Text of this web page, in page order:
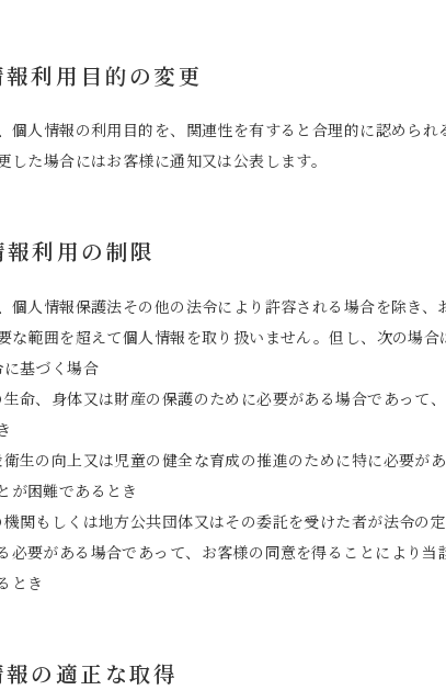
利用目的の変更
個人情報の利用目的を、関連性を有すると合理的に認められ
した場合にはお客様に通知又は公表します。
利用の制限
個人情報保護法その他の法令により許容される場合を除き、
な範囲を超えて個人情報を取り扱いません。但し、次の場合
に基づく場合
生命、身体又は財産の保護のために必要がある場合であって
衛生の向上又は児童の健全な育成の推進のために特に必要が
が困難であるとき
機関もしくは地方公共団体又はその委託を受けた者が法令の
必要がある場合であって、お客様の同意を得ることにより
とき
の適正な取得